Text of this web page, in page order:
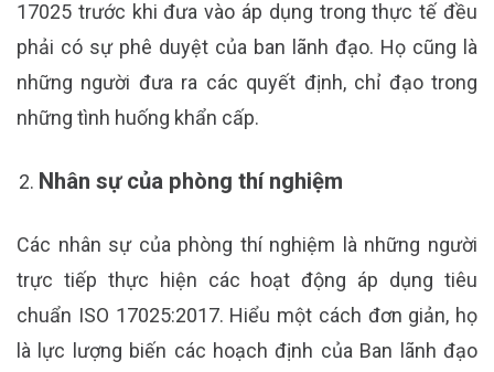
17025 trước khi đưa vào áp dụng trong thực tế đều
phải có sự phê duyệt của ban lãnh đạo. Họ cũng là
những người đưa ra các quyết định, chỉ đạo trong
những tình huống khẩn cấp.
Nhân sự của phòng thí nghiệm
Các nhân sự của phòng thí nghiệm là những người
trực tiếp thực hiện các hoạt động áp dụng tiêu
chuẩn ISO 17025:2017. Hiểu một cách đơn giản, họ
là lực lượng biến các hoạch định của Ban lãnh đạo